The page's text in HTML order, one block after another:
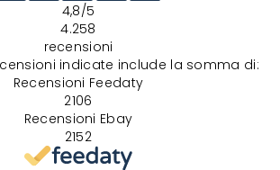
4,8/5
4.258
recensioni
indicate include la somma di:
Recensioni Feedaty
2106
Recensioni Ebay
2152